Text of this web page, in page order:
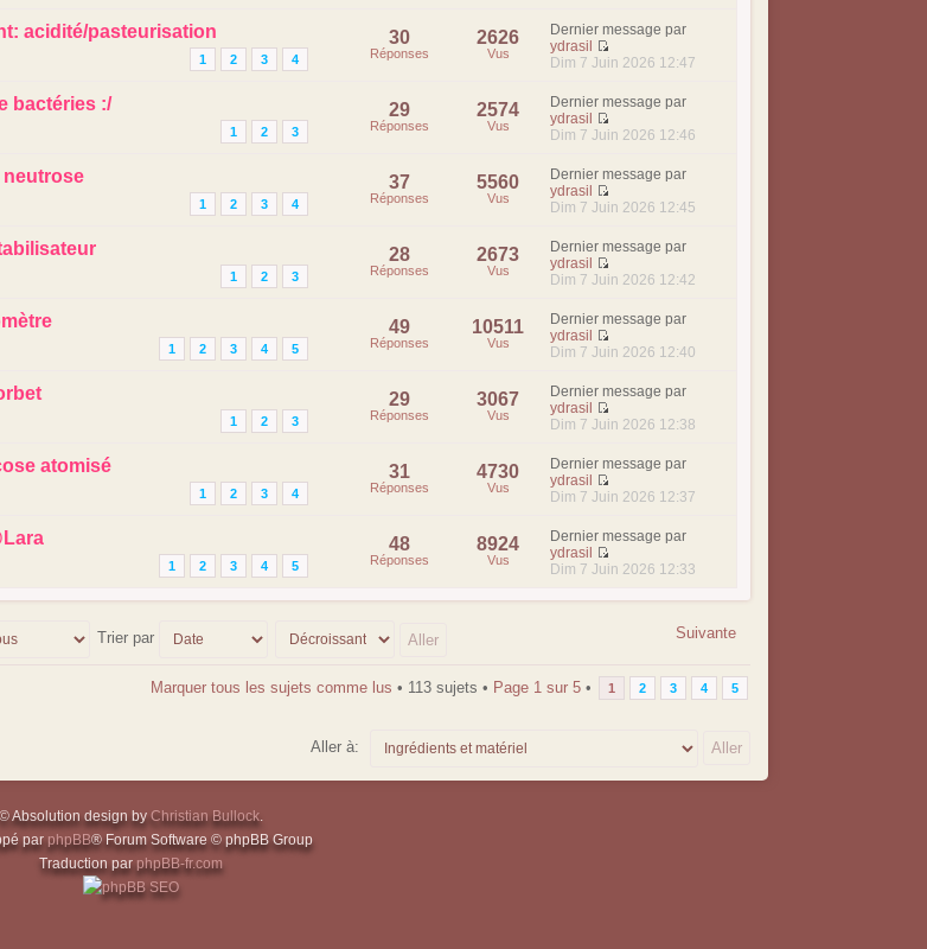
acidité/pasteurisation
1 2 3 4
30
Réponses
2626
Vus
Dernier message par
ydrasil
Dim 7 Juin 2026 12:47
bactéries :/
1 2 3
29
Réponses
2574
Vus
Dernier message par
ydrasil
Dim 7 Juin 2026 12:46
neutrose
1 2 3 4
37
Réponses
5560
Vus
Dernier message par
ydrasil
Dim 7 Juin 2026 12:45
1 2 3
28
Réponses
2673
Vus
Dernier message par
ydrasil
Dim 7 Juin 2026 12:42
1 2 3 4 5
49
Réponses
10511
Vus
Dernier message par
ydrasil
Dim 7 Juin 2026 12:40
1 2 3
29
Réponses
3067
Vus
Dernier message par
ydrasil
Dim 7 Juin 2026 12:38
atomisé
1 2 3 4
31
Réponses
4730
Vus
Dernier message par
ydrasil
Dim 7 Juin 2026 12:37
1 2 3 4 5
48
Réponses
8924
Vus
Dernier message par
ydrasil
Dim 7 Juin 2026 12:33
Suivante
Trier par
Marquer tous les sujets comme lus • 113 sujets • Page 1sur 5• 1 2 3 4 5
Aller à:
© Absolution design by Christian Bullock.
par phpBB® Forum Software © phpBB Group
Traduction par phpBB-fr.com